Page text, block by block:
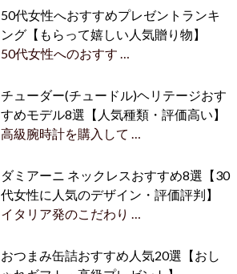
50代女性へおすすめプレゼントランキ
ング【もらって嬉しい人気贈り物】
50代女性へのおすす …
チューダー(チュードル)ヘリテージおす
すめモデル8選【人気種類・評価高い】
高級腕時計を購入して …
ダミアーニ ネックレスおすすめ8選【30
代女性に人気のデザイン・評価評判】
イタリア発のこだわり …
おつまみ缶詰おすすめ人気20選【おし